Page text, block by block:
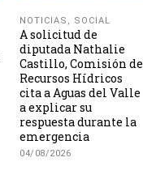
NOTICIAS , SOCIAL
A solicitud de
diputada Nathalie
Castillo, Comisión de
Recursos Hídricos
cita a Aguas del Valle
a explicar su
respuesta durante la
emergencia
04/08/2026